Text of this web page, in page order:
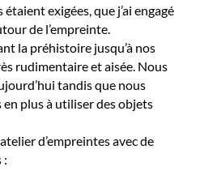
exigées, que j’ai engagé
de l’empreinte.
la préhistoire jusqu’à nos
rudimentaire et aisée. Nous
tandis que nous
en plus à utiliser des objets
d’empreintes avec de
: